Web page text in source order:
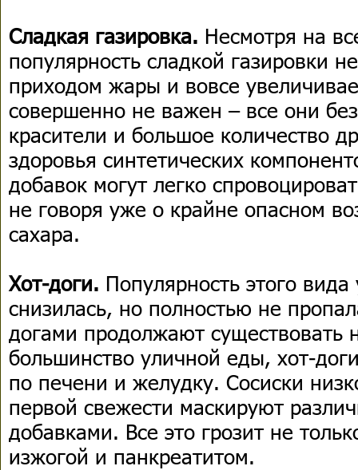
Сладкая газировка. Несмотря на
популярность сладкой газировки
приходом жары и вовсе
совершенно не важен – все они
красители и большое количество
здоровья синтетических
добавок могут легко
не говоря уже о крайне опасном
сахара.
Хот-доги. Популярность этого
снизилась, но полностью не
догами продолжают существовать
большинство уличной еды, хот-
по печени и желудку. Сосиски
первой свежести маскируют
добавками. Все это грозит не
изжогой и панкреатитом.